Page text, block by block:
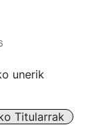
unerik
Titularrak